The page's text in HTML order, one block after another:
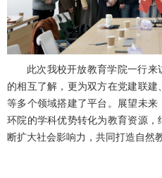
此次我校开放教育学院一行来
的相互了解，更为双方在党建联
等多个领域搭建了平台。展望未
环院的学科优势转化为教育资源
断扩大社会影响力，共同打造自然